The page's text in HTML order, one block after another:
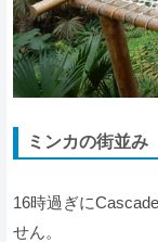
ミンカの街並み
16時過ぎに
せん。